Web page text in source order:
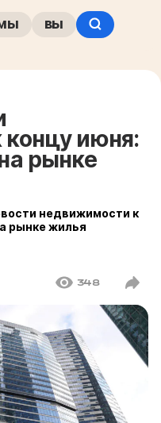
вы
июня:
рынке
недвижимости к
рынке жилья
348